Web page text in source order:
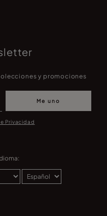
y promociones
Me uno
Privacidad